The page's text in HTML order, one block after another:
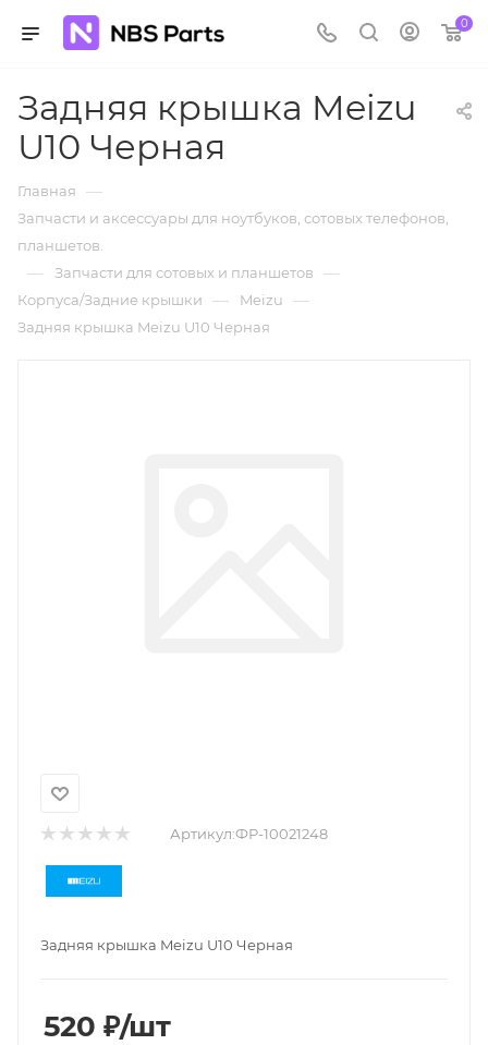
0
Задняя крышка Meizu
U10 Черная
Главная —
Запчасти и аксессуары для ноутбуков, сотовых телефонов,
планшетов.
— Запчасти для сотовых и планшетов —
Корпуса/Задние крышки — Meizu —
Задняя крышка Meizu U10 Черная
Артикул:ФР-10021248
Задняя крышка Meizu U10 Черная
520 ₽/шт